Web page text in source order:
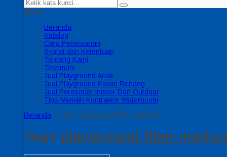
MENU
Beranda
Katalog
Cara Pemesanan
Syarat dan Ketentuan
Tentang Kami
Testimoni
Jual Playground Anak
Jual Playground Kolam Renang
Jual Perosotan Indoor Dan Outdoor
Tips Memilih Kontraktor Waterboom
Beranda » Tags "playground fiber madura"
Tags playground fiber